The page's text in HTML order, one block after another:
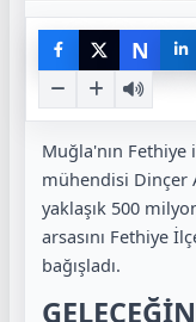
N
Muğla'nın Fethiye
mühendisi Dinçer
yaklaşık 500
arsasını Fethiye
bağışladı.